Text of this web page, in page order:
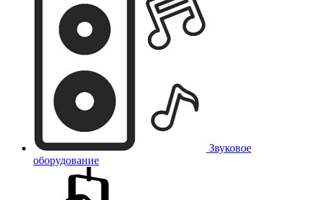
Звуковое
оборудование